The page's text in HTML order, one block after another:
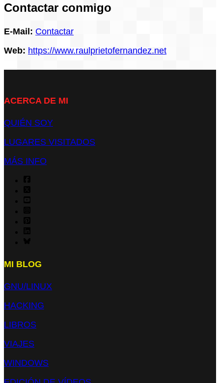
Contactar conmigo
E-Mail: Contactar
Web: https://www.raulprietofernandez.net
ACERCA DE MI
QUIÉN SOY
LUGARES VISITADOS
MÁS INFO
MI BLOG
GNU/LINUX
HACKING
LIBROS
VIAJES
WINDOWS